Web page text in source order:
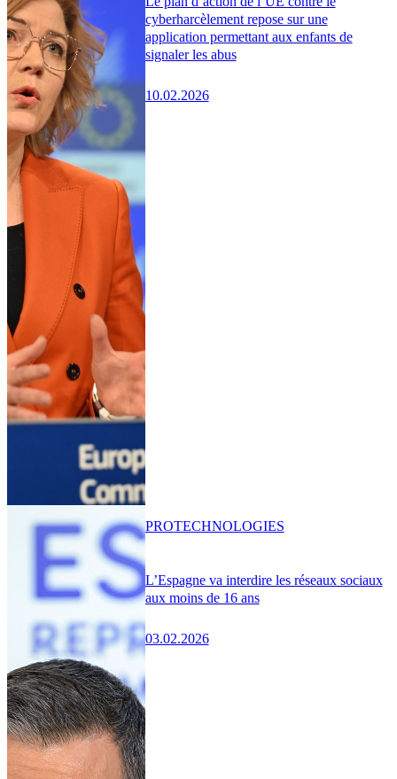
cyberharcèlement repose sur une
application permettant aux enfants de
signaler les abus
10.02.2026
L’Espagne va interdire les réseaux sociaux
aux moins de 16 ans
03.02.2026
PROTECHNOLOGIES